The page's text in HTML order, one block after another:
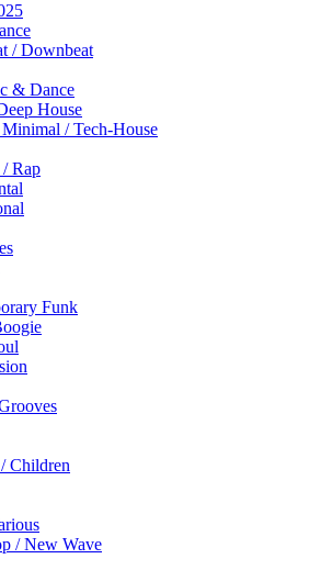
/ Downbeat
& Dance
House
/ Tech-House
Rap
Funk
Children
/ New Wave